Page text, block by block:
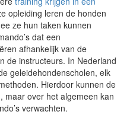
opleiding leren de honden
ze hun taken kunnen
dat een
afhankelijk van de
de instructeurs. In Nederland
geleidehondenscholen, elk
Hierdoor kunnen de
maar over het algemeen kan
verwachten.